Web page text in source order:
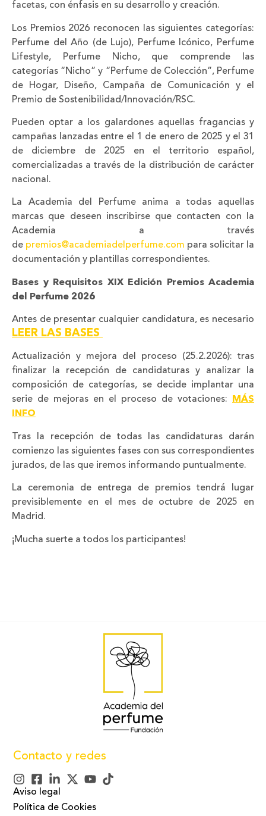
facetas, con énfasis en su desarrollo y creación.
Los Premios 2026 reconocen las siguientes categorías:
Perfume del Año (de Lujo), Perfume Icónico, Perfume
Lifestyle, Perfume Nicho, que comprende las
categorías “Nicho” y “Perfume de Colección”, Perfume
de Hogar, Diseño, Campaña de Comunicación y el
Premio de Sostenibilidad/Innovación/RSC.
Pueden optar a los galardones aquellas fragancias y
campañas lanzadas entre el 1 de enero de 2025 y el 31
de diciembre de 2025 en el territorio español,
comercializadas a través de la distribución de carácter
nacional.
La Academia del Perfume anima a todas aquellas
marcas que deseen inscribirse que contacten con la
Academia a través
de premios@academiadelperfume.com para solicitar la
documentación y plantillas correspondientes.
Bases y Requisitos XIX Edición Premios Academia
del Perfume 2026
Antes de presentar cualquier candidatura, es necesario
LEER LAS BASES
Actualización y mejora del proceso (25.2.2026): tras
finalizar la recepción de candidaturas y analizar la
composición de categorías, se decide implantar una
serie de mejoras en el proceso de votaciones: MÁS
INFO
Tras la recepción de todas las candidaturas darán
comienzo las siguientes fases con sus correspondientes
jurados, de las que iremos informando puntualmente.
La ceremonia de entrega de premios tendrá lugar
previsiblemente en el mes de octubre de 2025 en
Madrid.
¡Mucha suerte a todos los participantes!
Contacto y redes
Aviso legal
Política de Cookies